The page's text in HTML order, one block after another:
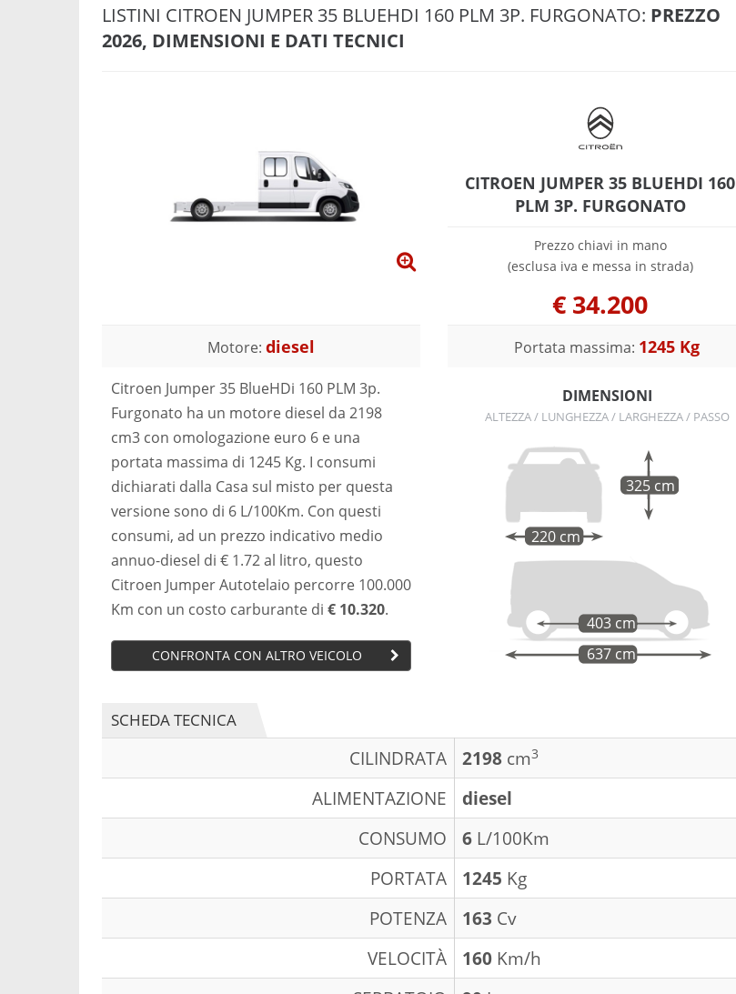
LISTINI CITROEN JUMPER 35 BLUEHDI 160 PLM 3P. FURGONATO: PREZZO
2026, DIMENSIONI E DATI TECNICI
CITROEN JUMPER 35 BLUEHDI 160
PLM 3P. FURGONATO
Prezzo chiavi in mano
(esclusa iva e messa in strada)
€ 34.200
Motore: diesel
Citroen Jumper 35 BlueHDi 160 PLM 3p.
Furgonato ha un motore diesel da 2198
cm3 con omologazione euro 6 e una
portata massima di 1245 Kg. I consumi
dichiarati dalla Casa sul misto per questa
versione sono di 6 L/100Km. Con questi
consumi, ad un prezzo indicativo medio
annuo-diesel di € 1.72 al litro, questo
Citroen Jumper Autotelaio percorre 100.000
Km con un costo carburante di € 10.320.
CONFRONTA CON ALTRO VEICOLO
Portata massima: 1245 Kg
DIMENSIONI
ALTEZZA / LUNGHEZZA / LARGHEZZA / PASSO
220 cm
325 cm
637 cm
403 cm
SCHEDA TECNICA
CILINDRATA 2198 cm3
ALIMENTAZIONE
diesel
CONSUMO
6 L/100Km
PORTATA
1245 Kg
POTENZA
163 Cv
VELOCITÀ
160 Km/h